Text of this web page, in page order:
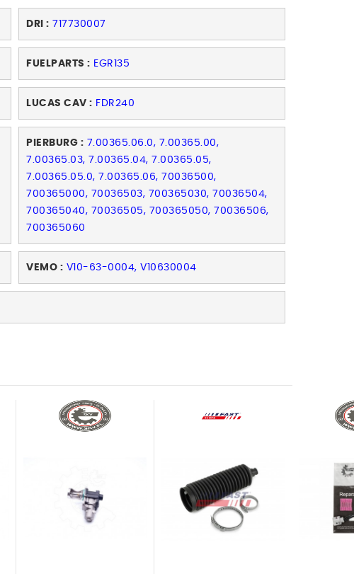
DRI : 717730007
FUELPARTS : EGR135
LUCAS CAV : FDR240
PIERBURG : 7.00365.06.0, 7.00365.00,
7.00365.03, 7.00365.04, 7.00365.05,
7.00365.05.0, 7.00365.06, 70036500,
700365000, 70036503, 700365030, 70036504,
700365040, 70036505, 700365050, 70036506,
700365060
VEMO : V10-63-0004, V10630004